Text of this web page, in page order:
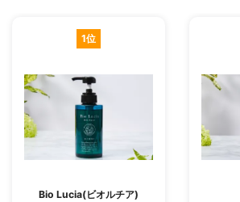
1位
Bio Lucia(ビオルチア)